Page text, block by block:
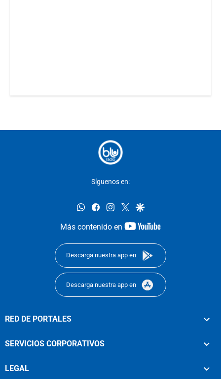
Síguenos en:
whatsappfacebookinstagram
twittergoogle
Más contenido en
youtube-
Descarga nuestra app en
Descarga nuestra app en
RED DE PORTALES
SERVICIOS CORPORATIVOS
LEGAL